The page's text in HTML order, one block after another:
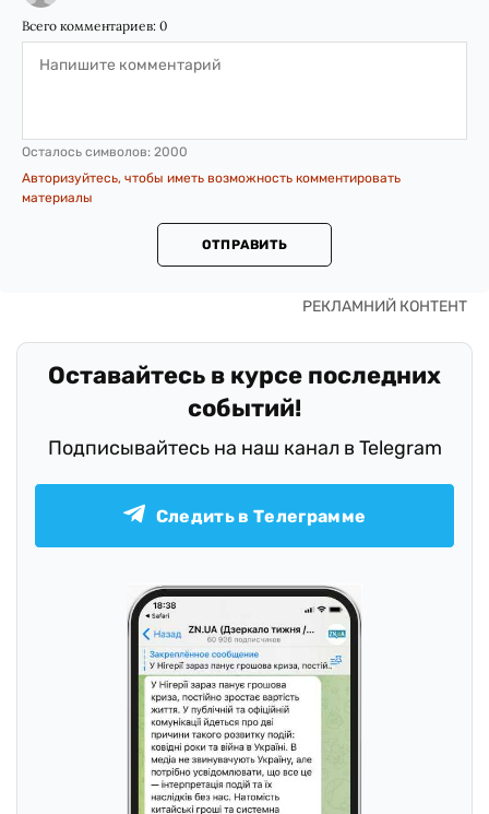
Всего комментариев: 0
Осталось символов: 2000
Авторизуйтесь, чтобы иметь возможность комментировать
материалы
ОТПРАВИТЬ
Оставайтесь в курсе последних
событий!
Подписывайтесь на наш канал в Telegram
Следить в Телеграмме